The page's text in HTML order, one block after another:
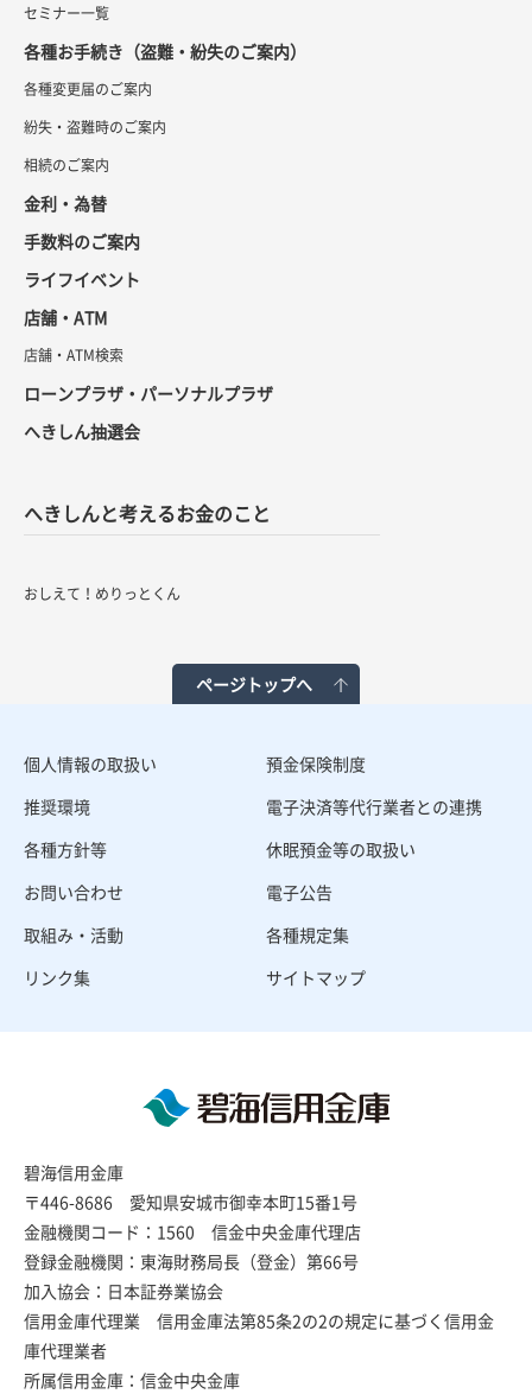
セミナー一覧
各種お手続き（盗難・紛失のご案内）
各種変更届のご案内
紛失・盗難時のご案内
相続のご案内
金利・為替
手数料のご案内
ライフイベント
店舗・ATM
店舗・ATM検索
ローンプラザ・パーソナルプラザ
へきしん抽選会
へきしんと考えるお金のこと
おしえて！めりっとくん
ページトップへ
個人情報の取扱い
預金保険制度
推奨環境
電子決済等代行業者との連携
各種方針等
休眠預金等の取扱い
お問い合わせ
電子公告
取組み・活動
各種規定集
リンク集
サイトマップ
碧海信用金庫
〒446-8686 愛知県安城市御幸本町15番1号
金融機関コード：1560 信金中央金庫代理店
登録金融機関：東海財務局長（登金）第66号
加入協会：日本証券業協会
信用金庫代理業 信用金庫法第85条2の2の規定に基づく信用金
庫代理業者
所属信用金庫：信金中央金庫